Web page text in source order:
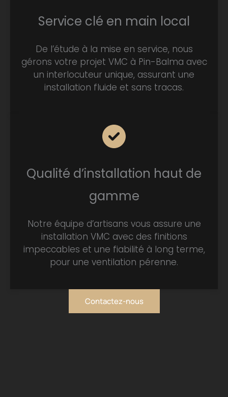
Service clé en main local
De l’étude à la mise en service, nous
gérons votre projet VMC à Pin-Balma avec
un interlocuteur unique, assurant une
installation fluide et sans tracas.
Qualité d’installation haut de
gamme
Notre équipe d’artisans vous assure une
installation VMC avec des finitions
impeccables et une fiabilité à long terme,
pour une ventilation pérenne.
Contactez-nous